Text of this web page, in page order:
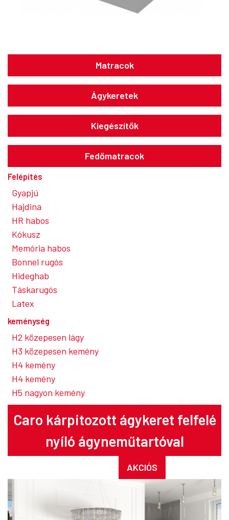
Matracok
Ágykeretek
Kiegészítők
Fedőmatracok
Felépítés
Gyapjú
Hajdina
HR habos
Kókusz
Memória habos
Bonnel rugós
Hideghab
Táskarugós
Latex
keménység
H2 közepesen lágy
H3 közepesen kemény
H4 kemény
H4 kemény
H5 nagyon kemény
Caro kárpitozott ágykeret felfelé
nyíló ágyneműtartóval
AKCIÓS